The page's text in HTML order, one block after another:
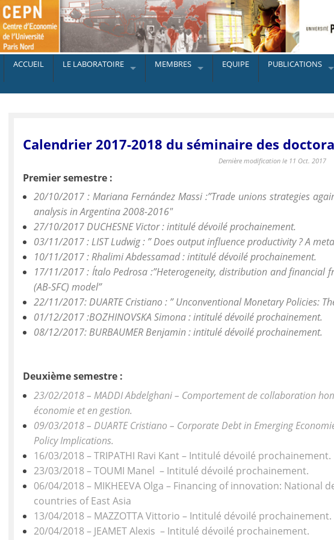
ACCUEIL LE LABORATOIRE MEMBRES EQUIPE PUBLICATIONS
Calendrier 2017-2018 du séminaire des
Dernière modification le 11 Oct. 2017
Premier semestre :
20/10/2017 : Mariana Fernández Massi :”Trade unions strategies
analysis in Argentina 2008-2016″
27/10/2017 DUCHESNE Victor : intitulé dévoilé prochainement.
03/11/2017 : LIST Ludwig : ” Does output influence productivity ? A
10/11/2017 : Rhalimi Abdessamad : intitulé dévoilé prochainement.
17/11/2017 : Ítalo Pedrosa :”Heterogeneity, distribution and financial
(AB-SFC) model”
22/11/2017: DUARTE Cristiano : ” Unconventional Monetary Policies:
01/12/2017 :BOZHINOVSKA Simona : intitulé dévoilé prochainement.
08/12/2017: BURBAUMER Benjamin : intitulé dévoilé prochainement.
Deuxième semestre :
23/02/2018 – MADDI Abdelghani – Comportement de collaboration
économie et en gestion.
09/03/2018 – DUARTE Cristiano – Corporate Debt in Emerging
Policy Implications.
16/03/2018 – TRIPATHI Ravi Kant – Intitulé dévoilé prochainement.
23/03/2018 – TOUMI Manel – Intitulé dévoilé prochainement.
06/04/2018 – MIKHEEVA Olga – Financing of innovation:
countries of East Asia
13/04/2018 – MAZZOTTA Vittorio – Intitulé dévoilé prochainement.
20/04/2018 – JEAMET Alexis – Intitulé dévoilé prochainement.